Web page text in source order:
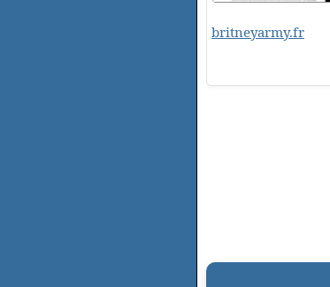
britneyarmy.fr